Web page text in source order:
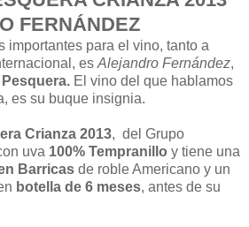
FERNÁNDEZ
importantes para el vino, tanto a
es Alejandro Fernández,
El vino del que hablamos
es su buque insignia.
Crianza 2013, del Grupo
uva 100% Tempranillo y tiene una
Barricas de roble Americano y un
botella de 6 meses, antes de su